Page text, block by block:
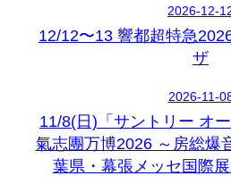
2026-12-
12/12〜13 響都超特急
ザ
2026-11-
11/8(日)「サントリー オ
氣志團万博2026 ～房総爆
葉県・幕張メッセ国際